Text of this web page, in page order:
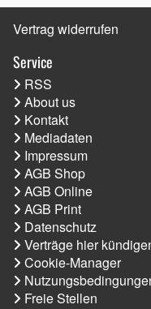
Vertrag widerrufen
Service
RSS
About us
Kontakt
Mediadaten
Impressum
AGB Shop
AGB Online
AGB Print
Datenschutz
Verträge hier
Cookie-Manager
Freie Stellen